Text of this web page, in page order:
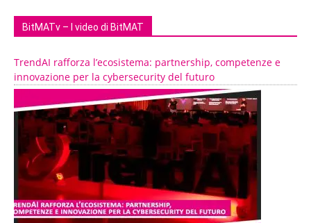
BitMATv – I video di BitMAT
TrendAI rafforza l’ecosistema: partnership, competenze e
innovazione per la cybersecurity del futuro